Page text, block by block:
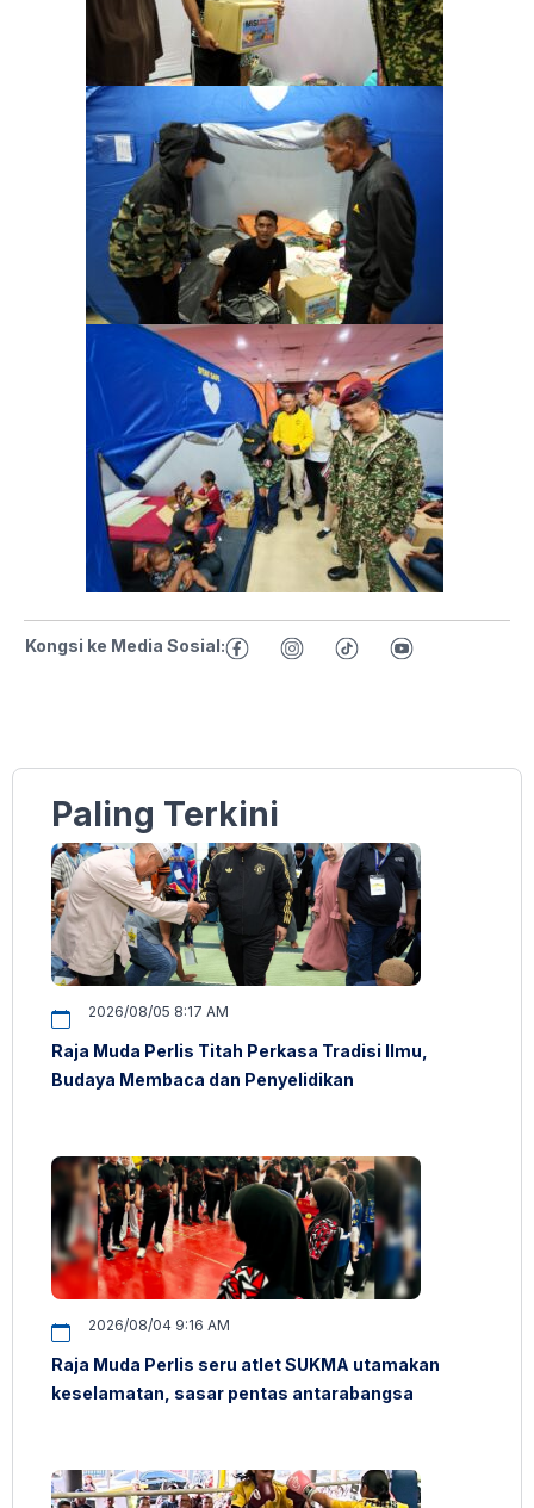
Kongsi ke Media Sosial:
Paling Terkini
2026/08/05 8:17 AM
Raja Muda Perlis Titah Perkasa Tradisi Ilmu,
Budaya Membaca dan Penyelidikan
2026/08/04 9:16 AM
Raja Muda Perlis seru atlet SUKMA utamakan
keselamatan, sasar pentas antarabangsa